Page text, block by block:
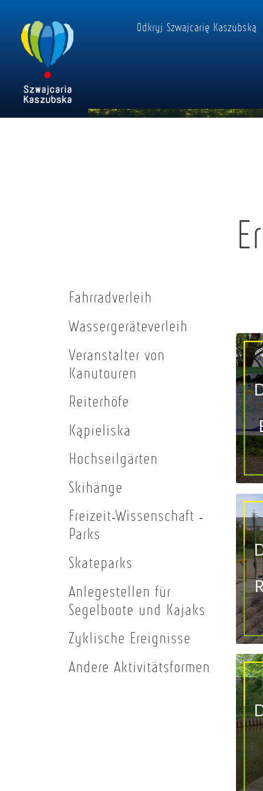
Odkryj Szwajcarię Kaszubską
Fahrradverleih
Wassergeräteverleih
Veranstalter von
Kanutouren
Reiterhöfe
Kąpieliska
Hochseilgärten
Skihänge
Freizeit-Wissenschaft -
Parks
Skateparks
Anlegestellen für
Segelboote und Kajaks
Zyklische Ereignisse
Andere Aktivitätsformen